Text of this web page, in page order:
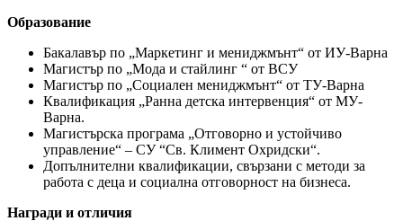
Образование
Бакалавър по „Маркетинг и мениджмънт“ от ИУ-Варна
Магистър по „Мода и стайлинг “ от ВСУ
Магистър по „Социален мениджмънт“ от ТУ-Варна
Квалификация „Ранна детска интервенция“ от МУ-
Варна.
Магистърска програма „Отговорно и устойчиво
управление“ – СУ “Св. Климент Охридски“.
Допълнителни квалификации, свързани с методи за
работа с деца и социална отговорност на бизнеса.
Награди и отличия